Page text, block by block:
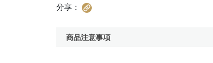
分享：
商品注意事項